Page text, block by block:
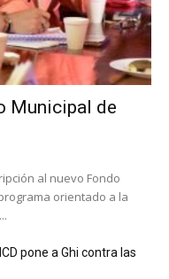
Municipal de
al nuevo Fondo
orientado a la
pone a Ghi contra las